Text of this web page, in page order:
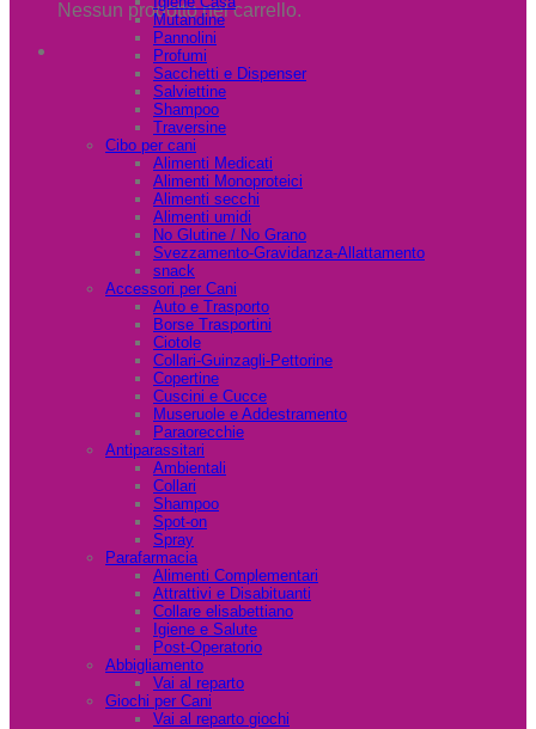
Nessun prodotto nel carrello.
Mutandine
Pannolini
Profumi
Sacchetti e Dispenser
Salviettine
Shampoo
Traversine
Cibo per cani
Alimenti Medicati
Alimenti Monoproteici
Alimenti secchi
Alimenti umidi
No Glutine / No Grano
Svezzamento-Gravidanza-Allattamento
snack
Accessori per Cani
Auto e Trasporto
Borse Trasportini
Ciotole
Collari-Guinzagli-Pettorine
Copertine
Cuscini e Cucce
Museruole e Addestramento
Paraorecchie
Antiparassitari
Ambientali
Collari
Shampoo
Spot-on
Spray
Parafarmacia
Alimenti Complementari
Attrattivi e Disabituanti
Collare elisabettiano
Igiene e Salute
Post-Operatorio
Abbigliamento
Vai al reparto
Giochi per Cani
Vai al reparto giochi